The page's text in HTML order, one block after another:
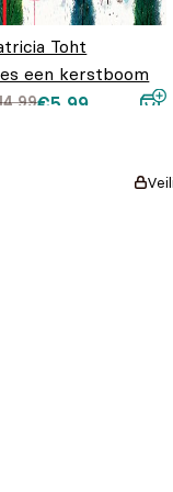
Toht
een kerstboom
€5,99prijs is: